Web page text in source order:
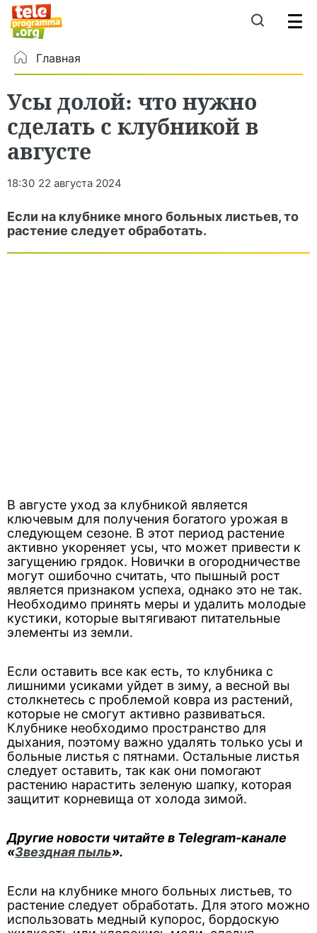
Главная
Усы долой: что нужно
сделать с клубникой в
августе
18:30 22 августа 2024
Если на клубнике много больных листьев, то
растение следует обработать.
В августе уход за клубникой является
ключевым для получения богатого урожая в
следующем сезоне. В этот период растение
активно укореняет усы, что может привести к
загущению грядок. Новички в огородничестве
могут ошибочно считать, что пышный рост
является признаком успеха, однако это не так.
Необходимо принять меры и удалить молодые
кустики, которые вытягивают питательные
элементы из земли.
Если оставить все как есть, то клубника с
лишними усиками уйдет в зиму, а весной вы
столкнетесь с проблемой ковра из растений,
которые не смогут активно развиваться.
Клубнике необходимо пространство для
дыхания, поэтому важно удалять только усы и
больные листья с пятнами. Остальные листья
следует оставить, так как они помогают
растению нарастить зеленую шапку, которая
защитит корневища от холода зимой.
Другие новости читайте в Telegram-канале
«Звездная пыль».
Если на клубнике много больных листьев, то
растение следует обработать. Для этого можно
использовать медный купорос, бордоскую